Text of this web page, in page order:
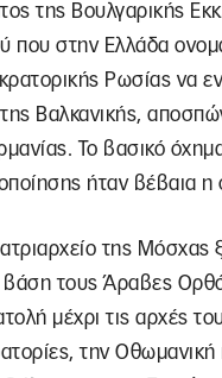
της Βουλγαρικής
στην Ελλάδα
Ρωσίας να
Βαλκανικής,
Το βασικό
ήταν
της Μόσχας
βάση τους Άραβες
μέχρι τις αρχές
την